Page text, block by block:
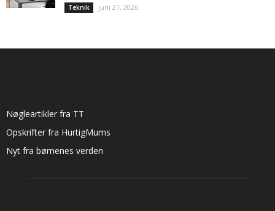
Teknik juni 21, 2026
Nøgleartikler fra TT
Opskrifter fra HurtigMums
Nyt fra børnenes verden